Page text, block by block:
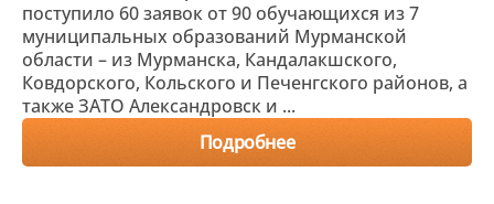
поступило 60 заявок от 90 обучающихся из 7
муниципальных образований Мурманской
области – из Мурманска, Кандалакшского,
Ковдорского, Кольского и Печенгского районов, а
также ЗАТО Александровск и ...
Подробнее